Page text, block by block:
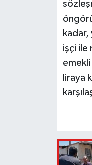
kadar,
işçi ile
emekli
liraya